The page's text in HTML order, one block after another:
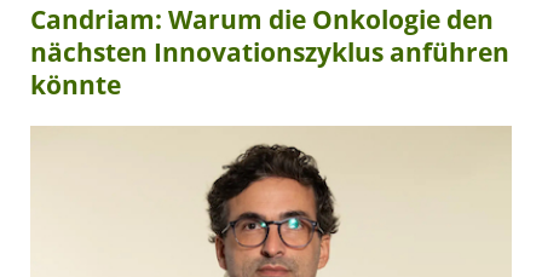
Candriam: Warum die Onkologie den
nächsten Innovationszyklus anführen
könnte